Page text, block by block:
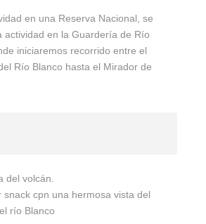
en una Reserva Nacional, se
actividad en la Guardería de Río
iniciaremos recorrido entre el
Río Blanco hasta el Mirador de
del volcán.
snack cpn una hermosa vista del
río Blanco